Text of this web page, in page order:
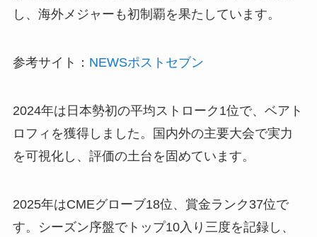
し、海外メジャーも初制覇を果たしています。
参考サイト： NEWSポストセブン
2024年は日本勢初の平均ストローク1位で、ベアト
ロフィを獲得しました。国内外の主要大会で実力
を可視化し、評価の土台を固めています。
2025年はCMEグローブ18位、賞金ランク37位で
す。シーズン序盤でトップ10入り三度を記録し、